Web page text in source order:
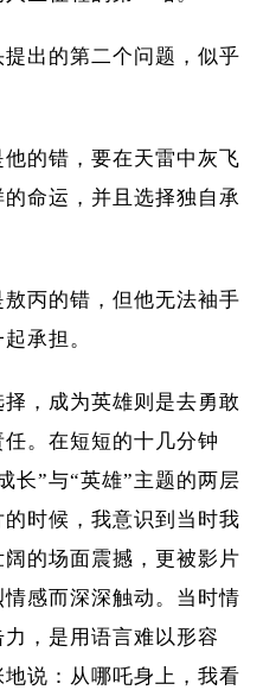
出的第二个问题，似乎
的错，要在天雷中灰飞
命运，并且选择独自承
丙的错，但他无法袖手
承担。
，成为英雄则是去勇敢
。在短短的十几分钟
长”与“英雄”主题的两层
时候，我意识到当时我
的场面震撼，更被影片
感而深深触动。当时情
，是用语言难以形容
说：从哪吒身上，我看